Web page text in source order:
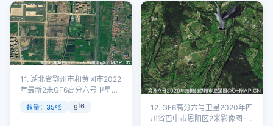
11. 湖北省鄂州市和黄冈市2022
年最新2米GF6高分六号卫星影
数量：35张 gf6
12. GF6高分六号卫星2020年四
川省巴中市恩阳区2米影像图-